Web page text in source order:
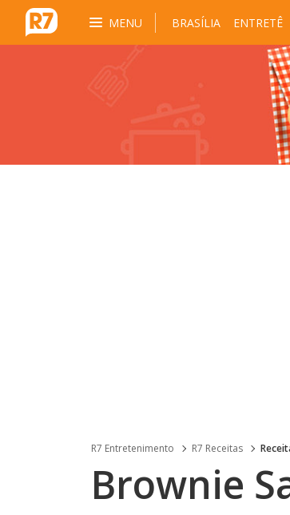
MENU BRASÍLIA ENTRETÊ
R7 Entretenimento R7 Receitas
Brownie